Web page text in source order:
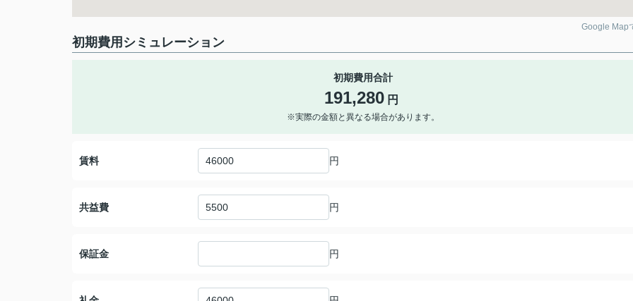
Google Map
初期費用シミュレーション
初期費用合計
191,280 円
※実際の金額と異なる場合があります。
賃料 円
共益費 円
保証金 円